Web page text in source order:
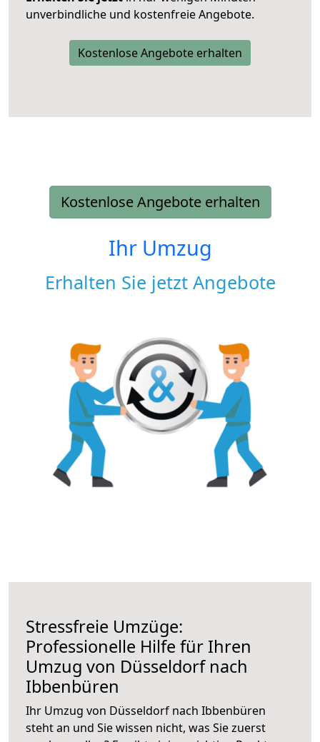
unverbindliche und kostenfreie Angebote.
Kostenlose Angebote erhalten
Kostenlose Angebote erhalten
Ihr Umzug
Erhalten Sie jetzt Angebote
Stressfreie Umzüge:
Professionelle Hilfe für Ihren
Umzug von Düsseldorf nach
Ibbenbüren
Ihr Umzug von Düsseldorf nach Ibbenbüren
steht an und Sie wissen nicht, was Sie zuerst